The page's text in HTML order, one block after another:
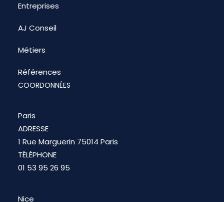
Entreprises
AJ Conseil
Métiers
Références
COORDONNÉES
Paris
ADRESSE
1 Rue Marguerin 75014 Paris
TÉLÉPHONE
01 53 95 26 95
Nice